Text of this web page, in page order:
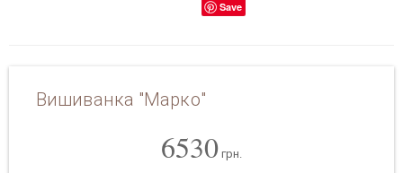
Save
Вишиванка "Марко"
6530 грн.